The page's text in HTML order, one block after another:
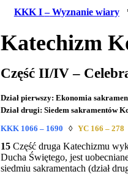
KKK I–Wyznanie wiary
Katechizm
Część II/IV –
Dział pierwszy: Ekonomia
Dział drugi: Siedem sakramentów
KKK 1066 – 1690 ◊ YC 166 – 278
15 Część druga Katechizmu
Ducha Świętego, jest
siedmiu sakramentach (dział